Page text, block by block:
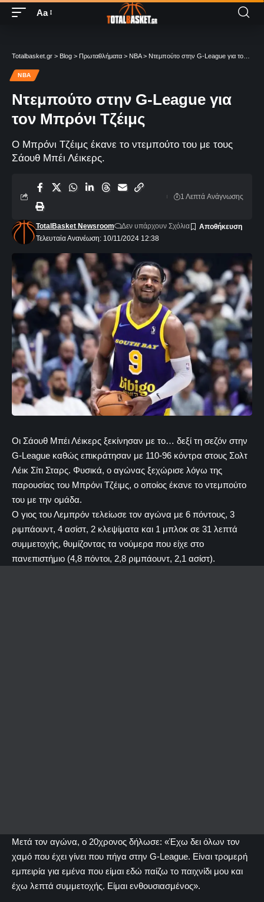
Aa
Totalbasket.gr > Blog > Πρωταθλήματα > NBA> Ντεμπούτο στην G-League για τον Μπρόνι Τζέιμς
NBA
Ντεμπούτο στην G-League για
τον Μπρόνι Τζέιμς
Ο Μπρόνι Τζέιμς έκανε το ντεμπούτο του με τους
Σάουθ Μπέι Λέικερς.
Τελευταία Ανανέωση: 10/11/2024 12:38
TotalBasket Newsroom Δεν υπάρχουν Σχόλια
1 Λεπτά Aνάγνωσης
Οι Σάουθ Μπέι Λέικερς ξεκίνησαν με το… δεξί τη σεζόν στην
G-League καθώς επικράτησαν με 110-96 κόντρα στους Σολτ
Λέικ Σίτι Σταρς. Φυσικά, ο αγώνας ξεχώρισε λόγω της
παρουσίας του Μπρόνι Τζέιμς, ο οποίος έκανε το ντεμπούτο
του με την ομάδα.
Ο γιος του Λεμπρόν τελείωσε τον αγώνα με 6 πόντους, 3
ριμπάουντ, 4 ασίστ, 2 κλεψίματα και 1 μπλοκ σε 31 λεπτά
συμμετοχής, θυμίζοντας τα νούμερα που είχε στο
πανεπιστήμιο (4,8 πόντοι, 2,8 ριμπάουντ, 2,1 ασίστ).
Μετά τον αγώνα, ο 20χρονος δήλωσε: «Έχω δει όλων τον
χαμό που έχει γίνει που πήγα στην G-League. Είναι τρομερή
εμπειρία για εμένα που είμαι εδώ παίζω το παιχνίδι μου και
έχω λεπτά συμμετοχής. Είμαι ενθουσιασμένος».